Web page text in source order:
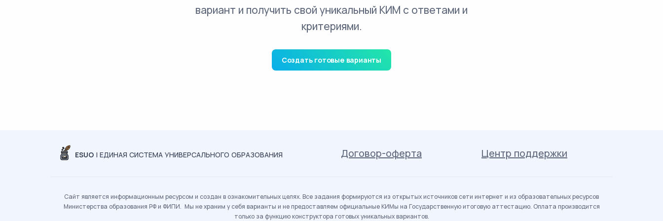
вариант и получить свой уникальный КИМ с ответами и
критериями.
Создать готовые варианты
ESUO | ЕДИНАЯ СИСТЕМА УНИВЕРСАЛЬНОГО ОБРАЗОВАНИЯ Договор-оферта Центр поддержки
Сайт является информационным ресурсом и создан в ознакомительных целях. Все задания формируются из открытых источников сети интернет и из образовательных ресурсов
Министерства образования РФ и ФИПИ. Мы не храним у себя варианты и не предоставляем официальные КИМы на Государственную итоговую аттестацию. Оплата производится
только за функцию конструктора готовых уникальных вариантов.